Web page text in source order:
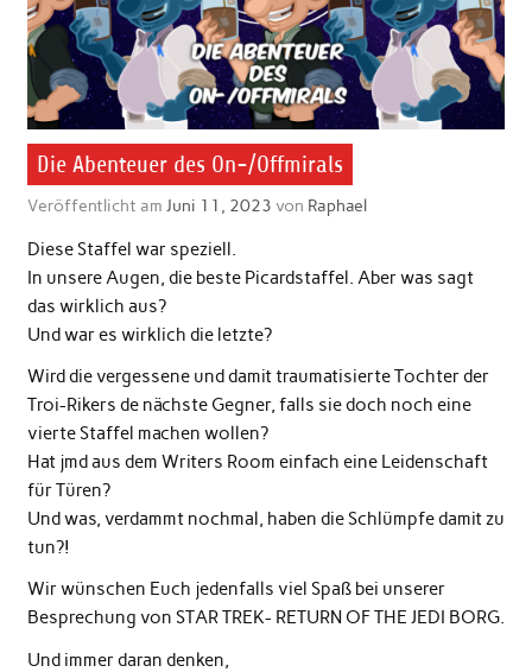
Die Abenteuer des On-/Offmirals
Veröffentlicht am Juni 11, 2023 von Raphael
Diese Staffel war speziell.
In unsere Augen, die beste Picardstaffel. Aber was sagt
das wirklich aus?
Und war es wirklich die letzte?
Wird die vergessene und damit traumatisierte Tochter der
Troi-Rikers de nächste Gegner, falls sie doch noch eine
vierte Staffel machen wollen?
Hat jmd aus dem Writers Room einfach eine Leidenschaft
für Türen?
Und was, verdammt nochmal, haben die Schlümpfe damit zu
tun?!
Wir wünschen Euch jedenfalls viel Spaß bei unserer
Besprechung von STAR TREK- RETURN OF THE JEDI BORG.
Und immer daran denken,